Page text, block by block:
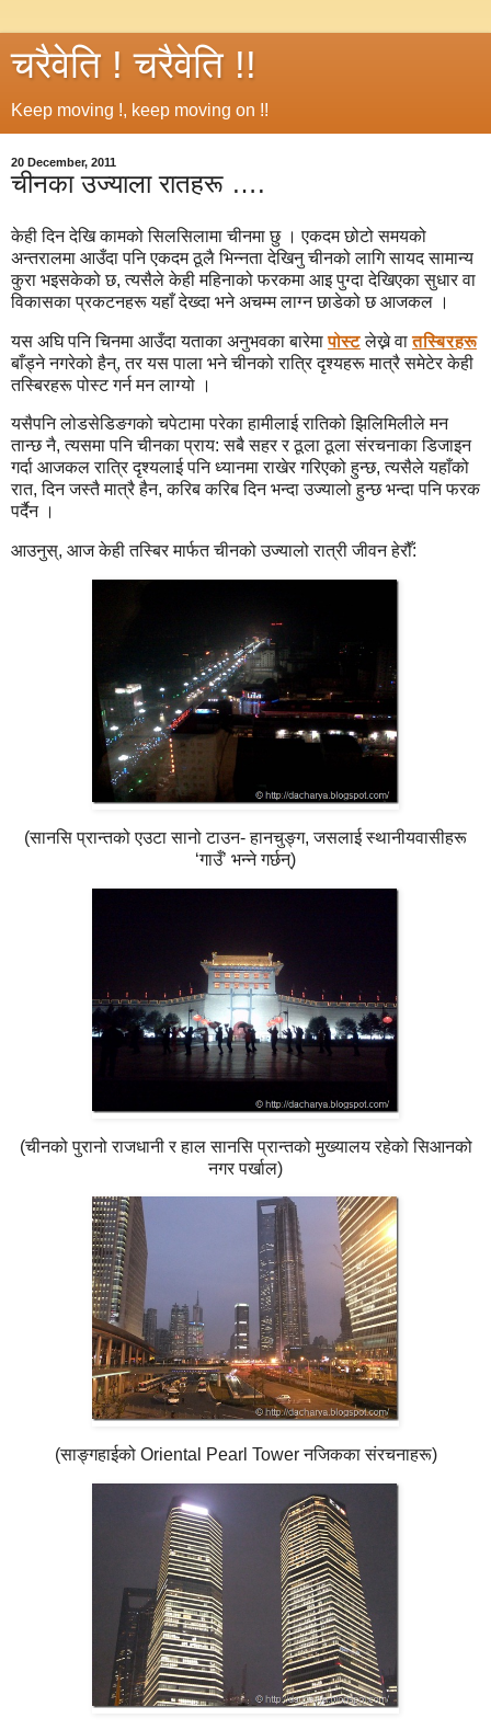
चरैवेति ! चरैवेति !!
Keep moving !, keep moving on !!
20 December, 2011
चीनका उज्याला रातहरू ….
केही दिन देखि कामको सिलसिलामा चीनमा छु । एकदम छोटो समयको
अन्तरालमा आउँदा पनि एकदम ठूलै भिन्नता देखिनु चीनको लागि सायद सामान्य
कुरा भइसकेको छ, त्यसैले केही महिनाको फरकमा आइ पुग्दा देखिएका सुधार वा
विकासका प्रकटनहरू यहाँ देख्दा भने अचम्म लाग्न छाडेको छ आजकल ।
यस अघि पनि चिनमा आउँदा यताका अनुभवका बारेमापोस्टलेख्ने वातस्बिरहरू
बाँड्ने नगरेको हैन्, तर यस पाला भने चीनको रात्रि दृश्यहरू मात्रै समेटेर केही
तस्बिरहरू पोस्ट गर्न मन लाग्यो ।
यसैपनि लोडसेडिङगको चपेटामा परेका हामीलाई रातिको झिलिमिलीले मन
तान्छ नै, त्यसमा पनि चीनका प्राय: सबै सहर र ठूला ठूला संरचनाका डिजाइन
गर्दा आजकल रात्रि दृश्यलाई पनि ध्यानमा राखेर गरिएको हुन्छ, त्यसैले यहाँको
रात, दिन जस्तै मात्रै हैन, करिब करिब दिन भन्दा उज्यालो हुन्छ भन्दा पनि फरक
पर्दैन ।
आउनुस्, आज केही तस्बिर मार्फत चीनको उज्यालो रात्री जीवन हेरौँ:
(सानसि प्रान्तको एउटा सानो टाउन- हानचुङ्ग, जसलाई स्थानीयवासीहरू
‘गाउँ’ भन्ने गर्छन्)
(चीनको पुरानो राजधानी र हाल सानसि प्रान्तको मुख्यालय रहेको सिआनको
नगर पर्खाल)
(साङ्गहाईको Oriental Pearl Tower नजिकका संरचनाहरू)